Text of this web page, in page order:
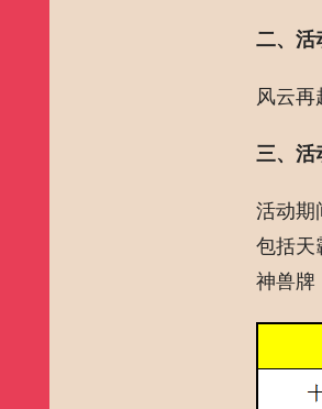
二、活
风云
三、活
活动期
包括天
神兽牌